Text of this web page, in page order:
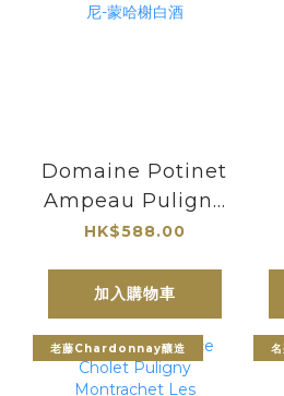
Domaine Potinet
Ampeau Puligny
Montrachet 安珀
白酒
HK$588.00
加入購物車
老藤Chardonnay釀造